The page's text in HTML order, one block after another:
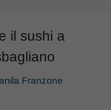
il sushi a
Franzone